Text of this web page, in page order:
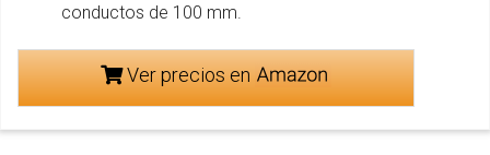
conductos de 100 mm.
Ver precios en